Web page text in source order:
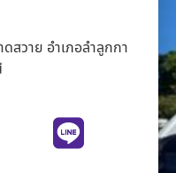
สวาย อำเภอลำลูกกา